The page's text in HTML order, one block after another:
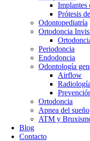
Implantes
Prótesis
Odontopediatría
Ortodoncia
Periodoncia
Endodoncia
Odontología
Airflow
Radiología
Ortodoncia
Apnea del sueño
ATM y
Blog
Contacto